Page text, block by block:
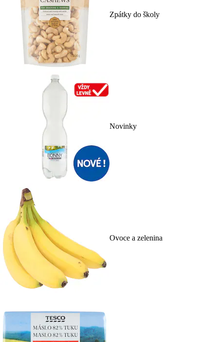
Zpátky do školy
Novinky
Ovoce a zelenina